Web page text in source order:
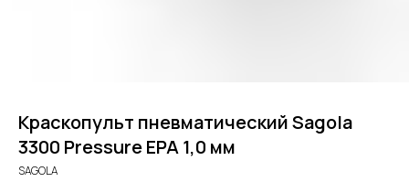
Краскопульт пневматический Sagola
3300 Pressure EPA 1,0 мм
SAGOLA